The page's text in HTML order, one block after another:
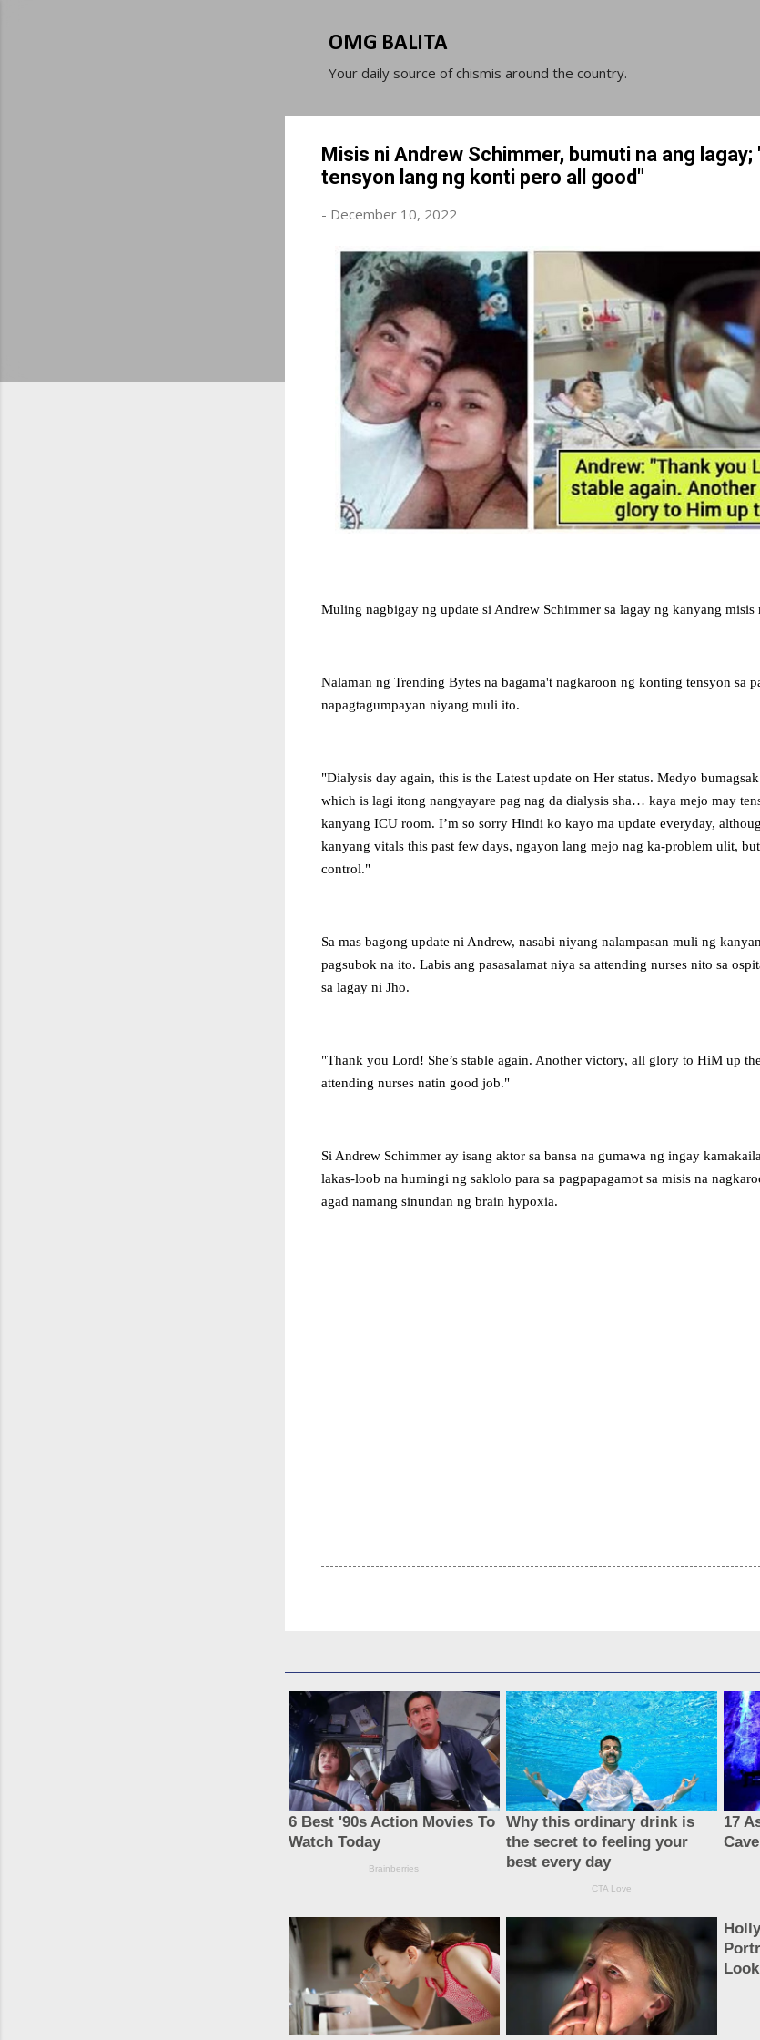
OMG BALITA
Your daily source of chismis around the country.
Misis ni Andrew Schimmer, bumuti na ang lagay;
tensyon lang ng konti pero all good"
- December 10, 2022
Muling nagbigay ng update si Andrew Schimmer sa lagay ng kanyang misis
Nalaman ng Trending Bytes na bagama't nagkaroon ng konting tensyon sa
napagtagumpayan niyang muli ito.
"Dialysis day again, this is the Latest update on Her status. Medyo
which is lagi itong nangyayare pag nag da dialysis sha… kaya mejo may
kanyang ICU room. I’m so sorry Hindi ko kayo ma update everyday,
kanyang vitals this past few days, ngayon lang mejo nag ka-problem ulit,
control."
Sa mas bagong update ni Andrew, nasabi niyang nalampasan muli ng
pagsubok na ito. Labis ang pasasalamat niya sa attending nurses nito sa
sa lagay ni Jho.
"Thank you Lord! She’s stable again. Another victory, all glory to HiM up
attending nurses natin good job."
Si Andrew Schimmer ay isang aktor sa bansa na gumawa ng ingay
lakas-loob na humingi ng saklolo para sa pagpapagamot sa misis na
agad namang sinundan ng brain hypoxia.